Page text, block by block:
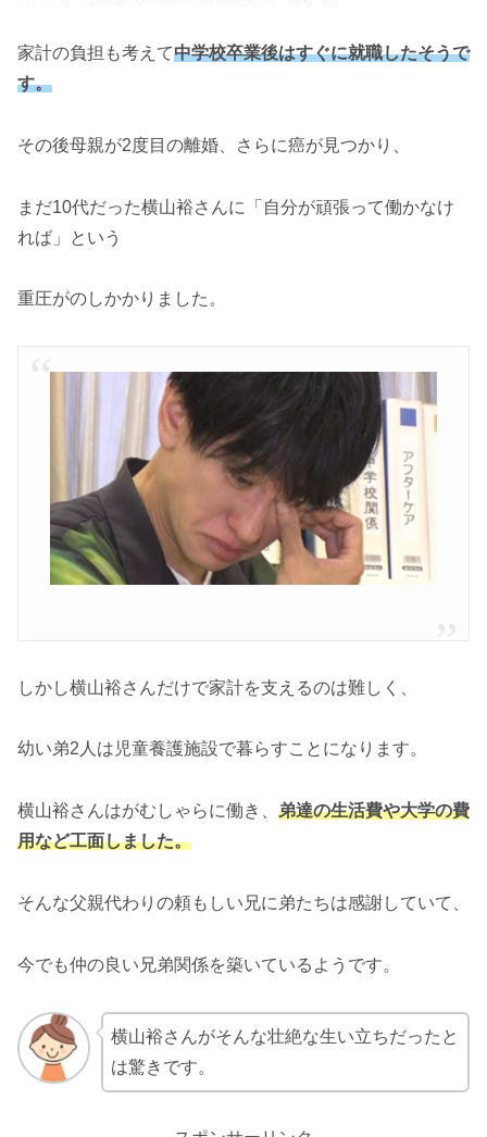
家計の負担も考えて中学校卒業後はすぐに就職したそうで
す。
その後母親が2度目の離婚、さらに癌が見つかり、
まだ10代だった横山裕さんに「自分が頑張って働かなけ
れば」という
重圧がのしかかりました。
しかし横山裕さんだけで家計を支えるのは難しく、
幼い弟2人は児童養護施設で暮らすことになります。
横山裕さんはがむしゃらに働き、 弟達の生活費や大学の費
用など工面しました。
そんな父親代わりの頼もしい兄に弟たちは感謝していて、
今でも仲の良い兄弟関係を築いているようです。
横山裕さんがそんな壮絶な生い立ちだったと
は驚きです。